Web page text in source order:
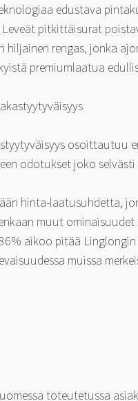
edustava
Leveät pitkittäisurat
hiljainen rengas, jonka
premiumlaatua
osoittautuu
odotukset joko
hinta-laatusuhdetta,
muut
aikoo pitää
muissa
toteutetussa